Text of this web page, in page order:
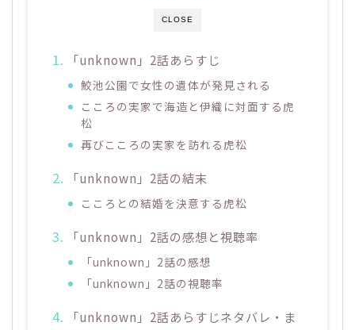
CLOSE
「unknown」2話あらすじ
鮫池公園で女性の遺体が発見される
こころの実家で海造と伊織に対面する虎
松
再びこころの実家を訪れる虎松
「unknown」2話の結末
こころとの結婚を決意する虎松
「unknown」2話の感想と視聴率
「unknown」2話の感想
「unknown」2話の視聴率
「unknown」2話あらすじネタバレ・ま